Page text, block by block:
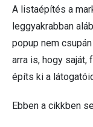
A listaépítés a
leggyakrabban
popup nem
arra is, hogy saját,
építs ki a
Ebben a cikkben